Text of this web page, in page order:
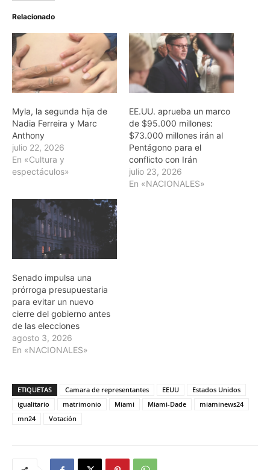
Relacionado
Myla, la segunda hija de
Nadia Ferreira y Marc
Anthony
julio 22, 2026
En «Cultura y
espectáculos»
EE.UU. aprueba un marco
de $95.000 millones:
$73.000 millones irán al
Pentágono para el
conflicto con Irán
julio 23, 2026
En «NACIONALES»
Senado impulsa una
prórroga presupuestaria
para evitar un nuevo
cierre del gobierno antes
de las elecciones
agosto 3, 2026
En «NACIONALES»
ETIQUETAS Camara de representantes EEUU
Estados Unidos
igualitario
matrimonio Miami Miami-Dade
miaminews24
mn24
Votación